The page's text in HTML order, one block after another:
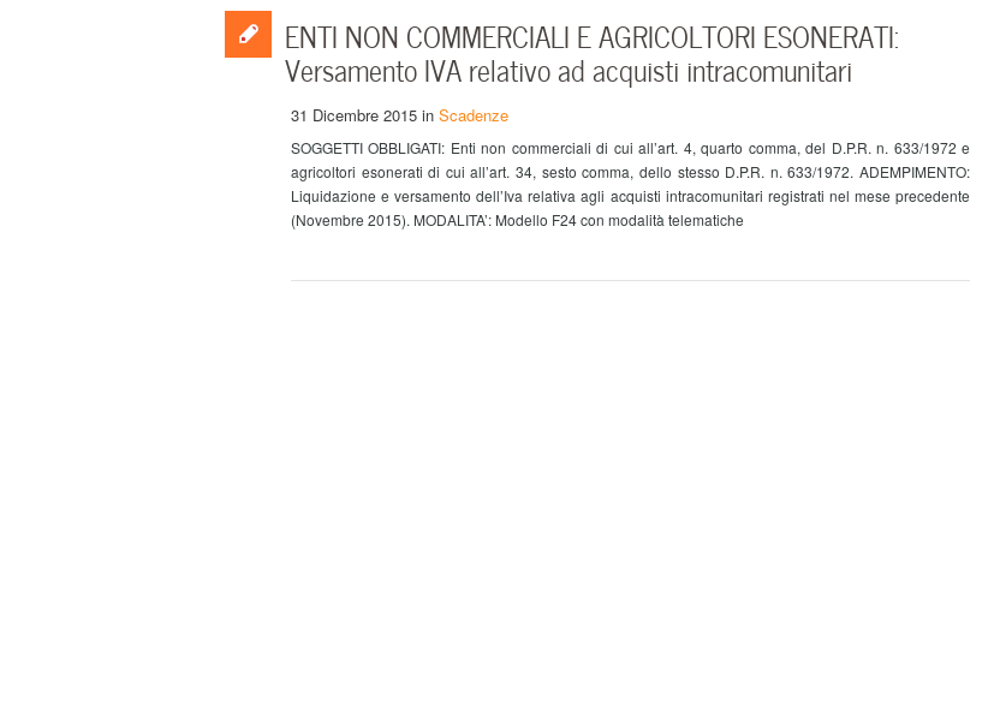
ENTI NON COMMERCIALI E AGRICOLTORI ESONERATI:
Versamento IVA relativo ad acquisti intracomunitari
31 Dicembre 2015 in Scadenze
SOGGETTI OBBLIGATI: Enti non commerciali di cui all’art. 4, quarto comma, del D.P.R. n. 633/1972 e
agricoltori esonerati di cui all’art. 34, sesto comma, dello stesso D.P.R. n. 633/1972. ADEMPIMENTO:
Liquidazione e versamento dell’Iva relativa agli acquisti intracomunitari registrati nel mese precedente
(Novembre 2015). MODALITA’: Modello F24 con modalità telematiche